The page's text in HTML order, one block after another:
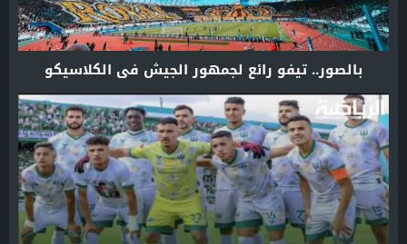
بالصور.. تيفو رائع لجمهور الجيش في الكلاسيكو